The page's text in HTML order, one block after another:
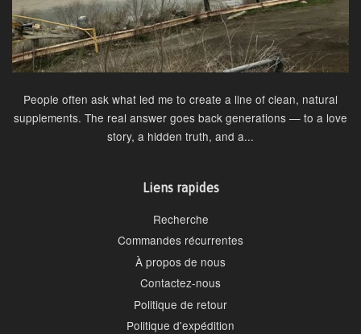
People often ask what led me to create a line of clean, natural
supplements. The real answer goes back generations — to a love
story, a hidden truth, and a...
Liens rapides
Recherche
Commandes récurrentes
À propos de nous
Contactez-nous
Politique de retour
Politique d'expédition